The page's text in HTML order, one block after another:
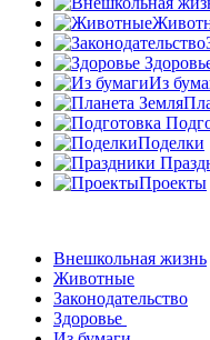
Из
Поделки
Проекты
Внешкольная жизнь
Животные
Законодательство
Здоровье